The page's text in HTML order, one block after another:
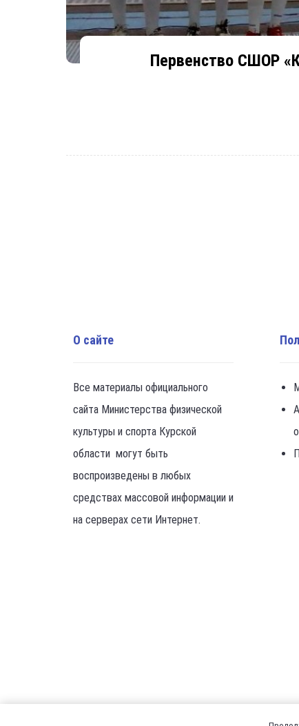
Первенство СШОР
О сайте
Все материалы официального
сайта Министерства физической
культуры и спорта Курской
области могут быть
воспроизведены в любых
средствах массовой информации и
на серверах сети Интернет.